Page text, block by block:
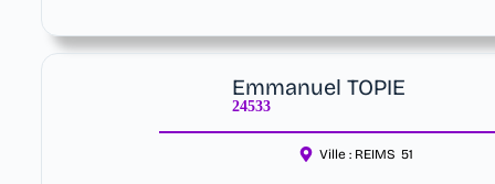
Emmanuel TOPIE
24533
Ville : REIMS 51